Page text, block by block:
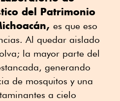
del Patrimonio
es que eso
Al quedar aislado
la mayor parte del
generando
de mosquitos y una
a cielo